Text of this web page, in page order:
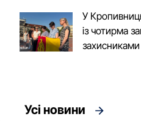
У
із чотирма
захисниками
Усі новини